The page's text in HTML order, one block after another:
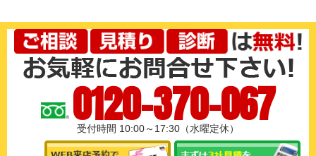
0120-370-067
受付時間 10:00～17:30（水曜定休）